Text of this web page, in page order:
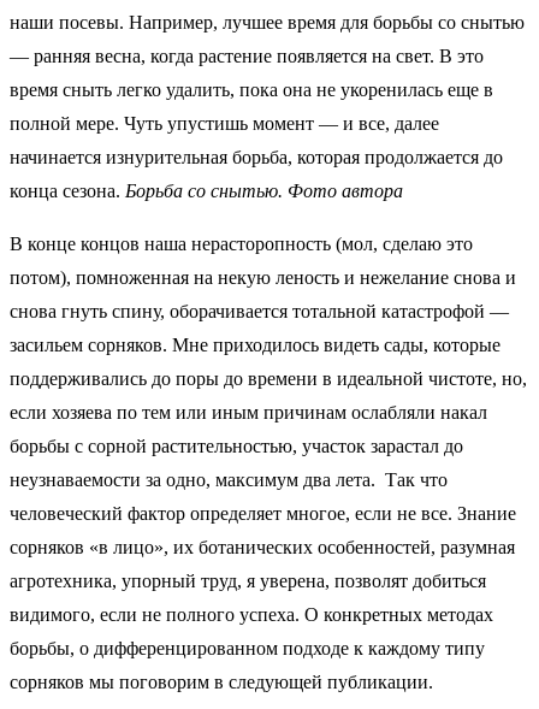
наши посевы. Например, лучшее время для борьбы со снытью
— ранняя весна, когда растение появляется на свет. В это
время сныть легко удалить, пока она не укоренилась еще в
полной мере. Чуть упустишь момент — и все, далее
начинается изнурительная борьба, которая продолжается до
конца сезона. Борьба со снытью. Фото автора
В конце концов наша нерасторопность (мол, сделаю это
потом), помноженная на некую леность и нежелание снова и
снова гнуть спину, оборачивается тотальной катастрофой —
засильем сорняков. Мне приходилось видеть сады, которые
поддерживались до поры до времени в идеальной чистоте, но,
если хозяева по тем или иным причинам ослабляли накал
борьбы с сорной растительностью, участок зарастал до
неузнаваемости за одно, максимум два лета. Так что
человеческий фактор определяет многое, если не все. Знание
сорняков «в лицо», их ботанических особенностей, разумная
агротехника, упорный труд, я уверена, позволят добиться
видимого, если не полного успеха. О конкретных методах
борьбы, о дифференцированном подходе к каждому типу
сорняков мы поговорим в следующей публикации.